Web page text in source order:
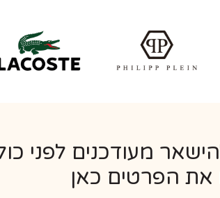
מעודכנים לפני
את הפרטים כאן